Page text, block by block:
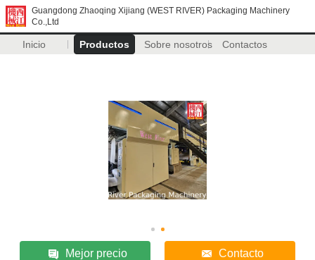
Guangdong Zhaoqing Xijiang (WEST RIVER) Packaging Machinery
Co.,Ltd
Inicio Productos Sobre nosotros Contactos
Mejor precio Contacto